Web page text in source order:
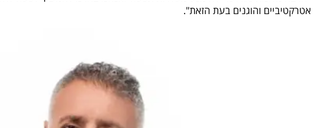
אטרקטיביים והוגנים בעת הזאת".